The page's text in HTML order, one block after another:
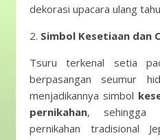
dekorasi upacara ulang
2. Simbol Kesetiaan dan
Tsuru terkenal setia
berpasangan seumur
menjadikannya simbol
pernikahan, sehingga
pernikahan tradisional